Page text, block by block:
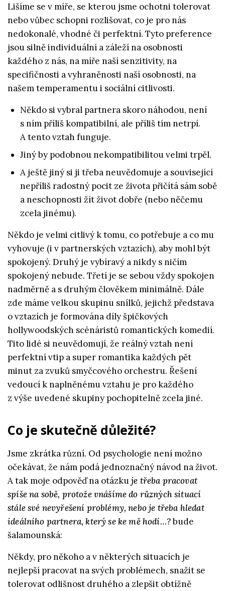
Lišíme se v míře, se kterou jsme ochotni tolerovat
nebo vůbec schopni rozlišovat, co je pro nás
nedokonalé, vhodné či perfektní. Tyto preference
jsou silně individuální a záleží na osobnosti
každého z nás, na míře naší senzitivity, na
specifičnosti a vyhraněnosti naší osobnosti, na
našem temperamentu i sociální citlivosti.
Někdo si vybral partnera skoro náhodou, není
s ním příliš kompatibilní, ale příliš tím netrpí.
A tento vztah funguje.
Jiný by podobnou nekompatibilitou velmi trpěl.
A ještě jiný si ji třeba neuvědomuje a související
nepříliš radostný pocit ze života přičítá sám sobě
a neschopnosti žít život dobře (nebo něčemu
zcela jinému).
Někdo je velmi citlivý k tomu, co potřebuje a co mu
vyhovuje (i v partnerských vztazích), aby mohl být
spokojený. Druhý je vybíravý a nikdy s ničím
spokojený nebude. Třetí je se sebou vždy spokojen
nadměrně a s druhým člověkem minimálně. Dále
zde máme velkou skupinu snílků, jejichž představa
o vztazích je formována díly špičkových
hollywoodských scénáristů romantických komedií.
Tito lidé si neuvědomují, že reálný vztah není
perfektní vtip a super romantika každých pět
minut za zvuků smyčcového orchestru. Řešení
vedoucí k naplněnému vztahu je pro každého
z výše uvedené skupiny pochopitelně zcela jiné.
Co je skutečně důležité?
Jsme zkrátka různí. Od psychologie není možno
očekávat, že nám podá jednoznačný návod na život.
A tak moje odpověď na otázkuje třeba pracovat
spíše na sobě, protože vnášíme do různých situací
stále své nevyřešení problémy, nebo je třeba hledat
ideálního partnera, který se ke mě hodí…?bude
šalamounská:
Někdy, pro někoho a v některých situacích je
nejlepší pracovat na svých problémech, snažit se
tolerovat odlišnost druhého a zlepšit obtížně